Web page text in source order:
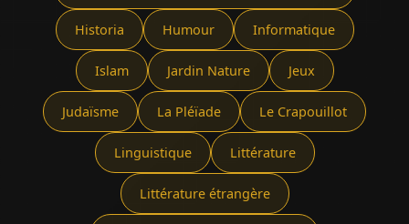
Historia Humour Informatique
Islam Jardin Nature Jeux
Judaïsme La Pléïade Le Crapouillot
Linguistique Littérature
Littérature étrangère